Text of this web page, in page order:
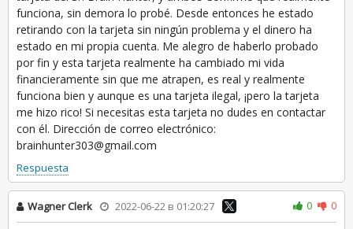
funciona, sin demora lo probé. Desde entonces he estado
retirando con la tarjeta sin ningún problema y el dinero ha
estado en mi propia cuenta. Me alegro de haberlo probado
por fin y esta tarjeta realmente ha cambiado mi vida
financieramente sin que me atrapen, es real y realmente
funciona bien y aunque es una tarjeta ilegal, ¡pero la tarjeta
me hizo rico! Si necesitas esta tarjeta no dudes en contactar
con él. Dirección de correo electrónico:
brainhunter303@gmail.com
Respuesta
Wagner Clerk 2022-06-22 в 01:20:27 0 0